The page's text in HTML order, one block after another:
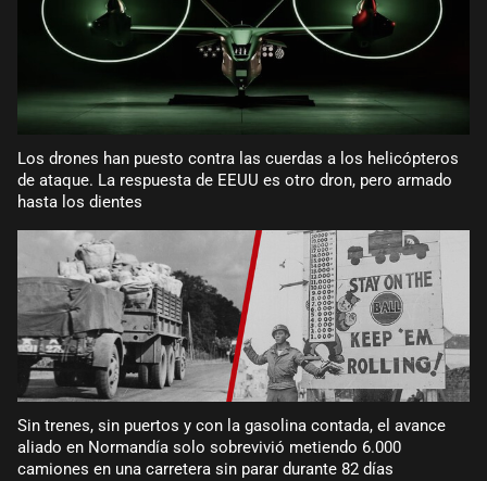
Los drones han puesto contra las cuerdas a los helicópteros
de ataque. La respuesta de EEUU es otro dron, pero armado
hasta los dientes
Sin trenes, sin puertos y con la gasolina contada, el avance
aliado en Normandía solo sobrevivió metiendo 6.000
camiones en una carretera sin parar durante 82 días